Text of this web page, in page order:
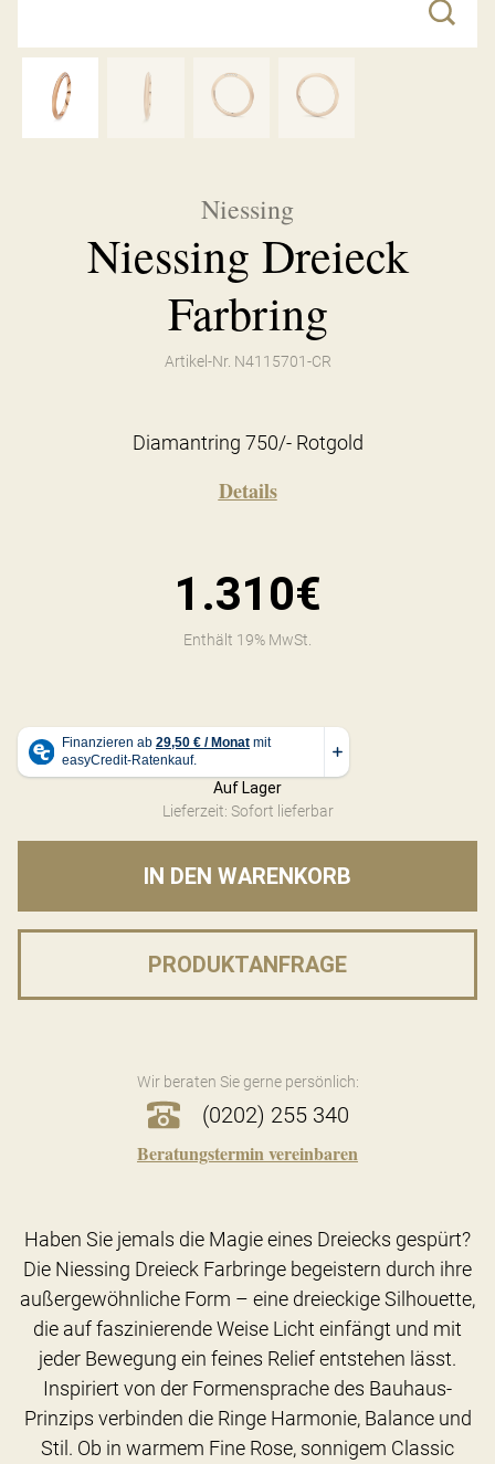
Niessing
Niessing Dreieck
Farbring
Artikel-Nr. N4115701-CR
Diamantring 750/- Rotgold
Details
1.310€
Enthält 19% MwSt.
Auf Lager
Lieferzeit: Sofort lieferbar
IN DEN WARENKORB
PRODUKTANFRAGE
Wir beraten Sie gerne persönlich:
(0202) 255 340
Beratungstermin vereinbaren
Haben Sie jemals die Magie eines Dreiecks gespürt?
Die Niessing Dreieck Farbringe begeistern durch ihre
außergewöhnliche Form – eine dreieckige Silhouette,
die auf faszinierende Weise Licht einfängt und mit
jeder Bewegung ein feines Relief entstehen lässt.
Inspiriert von der Formensprache des Bauhaus-
Prinzips verbinden die Ringe Harmonie, Balance und
Stil. Ob in warmem Fine Rose, sonnigem Classic